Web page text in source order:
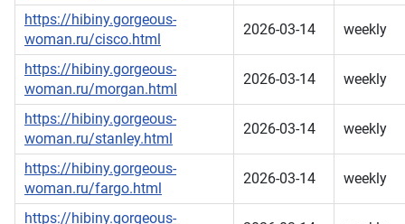
https://hibiny.gorgeous-
woman.ru/cisco.html
2026-03-14 weekly
https://hibiny.gorgeous-
woman.ru/morgan.html
2026-03-14 weekly
https://hibiny.gorgeous-
woman.ru/stanley.html
2026-03-14 weekly
https://hibiny.gorgeous-
woman.ru/fargo.html
2026-03-14 weekly
https://hibiny.gorgeous-